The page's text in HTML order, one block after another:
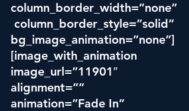
column_border_width=”none”
column_border_style=”solid”
bg_image_animation=”none”]
[image_with_animation
image_url=”11901″
alignment=””
animation=”Fade In”